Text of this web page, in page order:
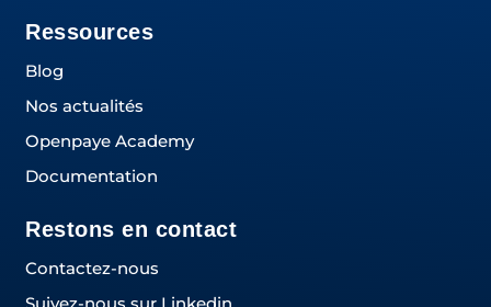
Ressources
Blog
Nos actualités
Openpaye Academy
Documentation
Restons en contact
Contactez-nous